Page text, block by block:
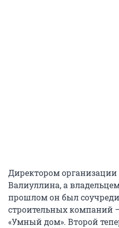
Директором
Валиуллина, а
прошлом он был
строительных компаний
«Умный дом». Второй